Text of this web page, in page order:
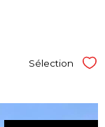
Sélection